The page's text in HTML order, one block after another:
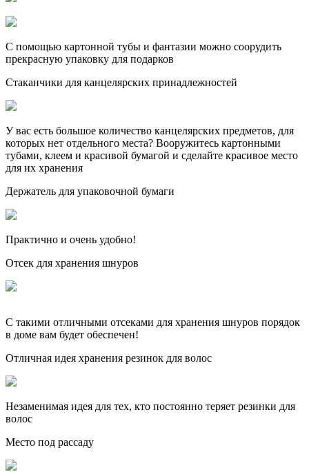
С помощью картонной тубы и фантазии можно соорудить
прекрасную упаковку для подарков
Стаканчики для канцелярских принадлежностей
У вас есть большое количество канцелярских предметов, для
которых нет отдельного места? Вооружитесь картонными
тубами, клеем и красивой бумагой и сделайте красивое место
для их хранения
Держатель для упаковочной бумаги
Практично и очень удобно!
Отсек для хранения шнуров
С такими отличными отсеками для хранения шнуров порядок
в доме вам будет обеспечен!
Отличная идея хранения резинок для волос
Незаменимая идея для тех, кто постоянно теряет резинки для
волос
Место под рассаду